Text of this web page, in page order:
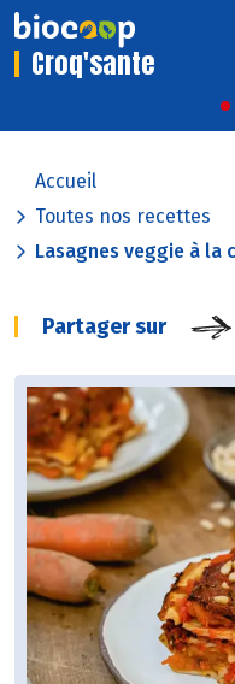
Croq'sante
Accueil
Toutes nos recettes
Lasagnes veggie à la
Partager sur